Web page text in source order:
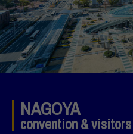
NAGOYA
convention &